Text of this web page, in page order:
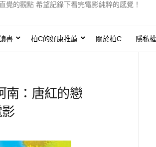
覺的觀點 希望記錄下看完電影純粹的感覺！
書 柏C的好康推薦 關於柏C 隱私
南：唐紅的戀